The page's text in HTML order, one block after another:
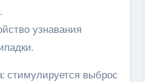
узнавания
стимулируется выброс